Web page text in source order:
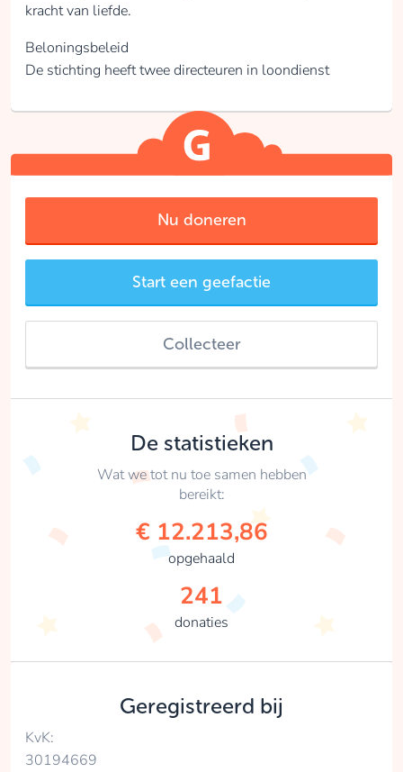
kracht van liefde.
Beloningsbeleid
De stichting heeft twee directeuren in loondienst
Nu doneren
Start een geefactie
Collecteer
De statistieken
Wat we tot nu toe samen hebben
bereikt:
€ 12.213,86
opgehaald
241
donaties
Geregistreerd bij
KvK:
30194669